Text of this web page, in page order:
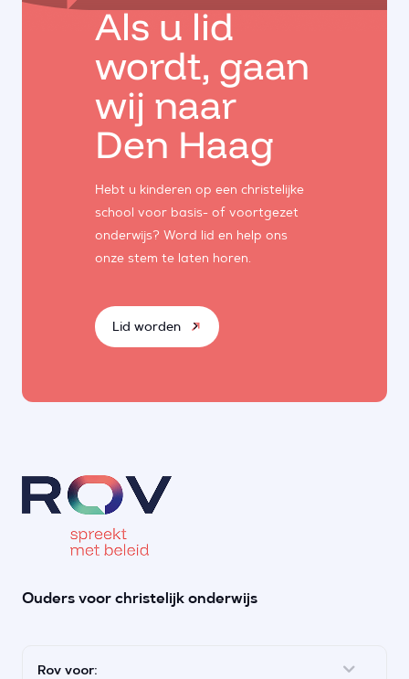
Als u lid
wordt, gaan
wij naar
Den Haag
Hebt u kinderen op een christelijke
school voor basis- of voortgezet
onderwijs? Word lid en help ons
onze stem te laten horen.
Lid worden
Ouders voor christelijk onderwijs
Rov voor: